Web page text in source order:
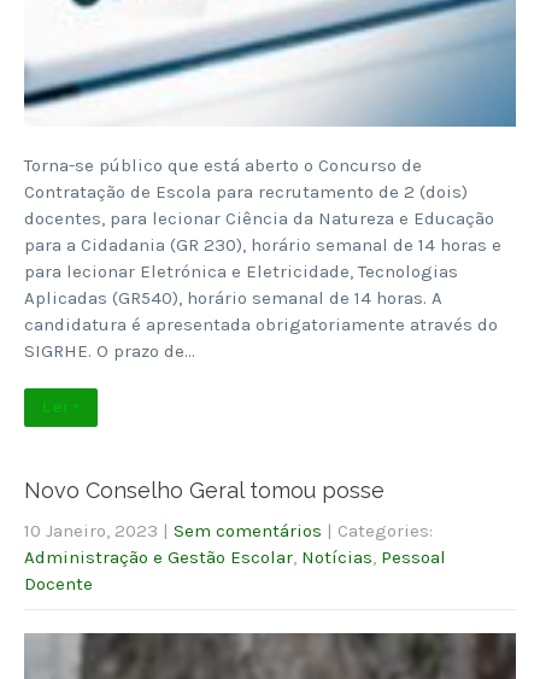
Torna-se público que está aberto o Concurso de
Contratação de Escola para recrutamento de 2 (dois)
docentes, para lecionar Ciência da Natureza e Educação
para a Cidadania (GR 230), horário semanal de 14 horas e
para lecionar Eletrónica e Eletricidade, Tecnologias
Aplicadas (GR540), horário semanal de 14 horas. A
candidatura é apresentada obrigatoriamente através do
SIGRHE. O prazo de…
Ler +
Novo Conselho Geral tomou posse
10 Janeiro, 2023 | Sem comentários | Categories:
Administração e Gestão Escolar Notícias Pessoal
Docente